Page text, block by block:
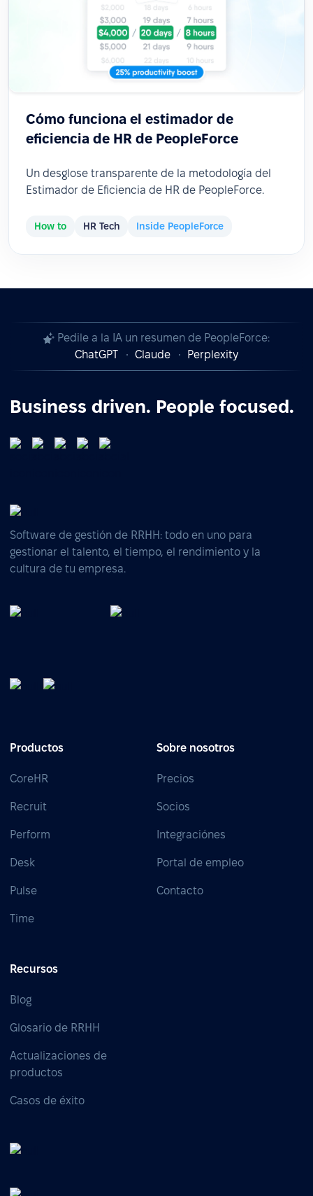
Cómo funciona el estimador de
eficiencia de HR de PeopleForce
Un desglose transparente de la metodología del
Estimador de Eficiencia de HR de PeopleForce.
How to HR Tech Inside PeopleForce
Pedile a la IA un resumen de PeopleForce:
ChatGPT
Claude Perplexity
Business driven. People focused.
Software de gestión de RRHH: todo en uno para
gestionar el talento, el tiempo, el rendimiento y la
cultura de tu empresa.
Productos
CoreHR
Recruit
Perform
Desk
Pulse
Time
Sobre nosotros
Precios
Socios
Integraciónes
Portal de empleo
Contacto
Recursos
Blog
Glosario de RRHH
Actualizaciones de
productos
Casos de éxito